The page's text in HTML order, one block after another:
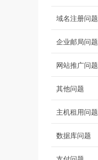
域名注册问题
企业邮局问题
网站推广问题
其他问题
主机租用问题
数据库问题